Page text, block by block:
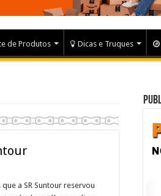
de Produtos Dicas e Truques
a SR Suntour reservou